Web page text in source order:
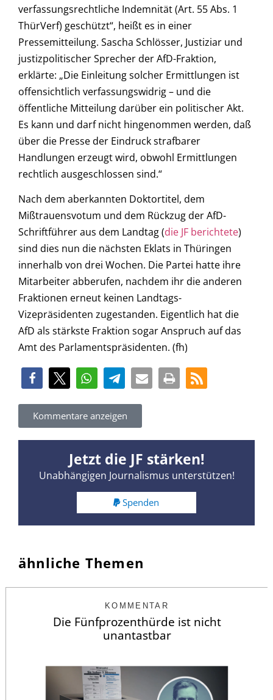
verfassungsrechtliche Indemnität (Art. 55 Abs. 1
ThürVerf) geschützt“, heißt es in einer
Pressemitteilung. Sascha Schlösser, Justiziar und
justizpolitischer Sprecher der AfD-Fraktion,
erklärte: „Die Einleitung solcher Ermittlungen ist
offensichtlich verfassungswidrig – und die
öffentliche Mitteilung darüber ein politischer Akt.
Es kann und darf nicht hingenommen werden, daß
über die Presse der Eindruck strafbarer
Handlungen erzeugt wird, obwohl Ermittlungen
rechtlich ausgeschlossen sind.“
Nach dem aberkannten Doktortitel, dem
Mißtrauensvotum und dem Rückzug der AfD-
Schriftführer aus dem Landtag (die JF berichtete)
sind dies nun die nächsten Eklats in Thüringen
innerhalb von drei Wochen. Die Partei hatte ihre
Mitarbeiter abberufen, nachdem ihr die anderen
Fraktionen erneut keinen Landtags-
Vizepräsidenten zugestanden. Eigentlich hat die
AfD als stärkste Fraktion sogar Anspruch auf das
Amt des Parlamentspräsidenten. (fh)
Kommentare anzeigen
Jetzt die JF stärken!
Unabhängigen Journalismus unterstützen!
Spenden
ähnliche Themen
KOMMENTAR
Die Fünfprozenthürde ist nicht
unantastbar